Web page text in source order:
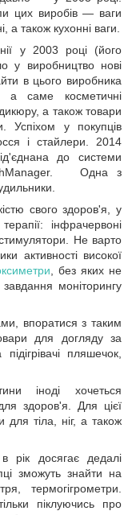
цих виробів — ваги
а також кухонні ваги.
у 2003 році (його
у виробництво нові
в цього виробника
а саме косметичні
а також товари
Успіхом у покупців
і стайлери. 2014
до системи
Одна з
свого здоров'я, у
інфрачервоні
Не варто
активності високої
, без яких не
моніторингу
впоратися з таким
для догляду за
пляшечок,
іноді хочеться
здоров'я. Для цієї
тіла, ніг, а також
рік досягає дедалі
зможуть знайти на
термогігрометри.
піклуючись про